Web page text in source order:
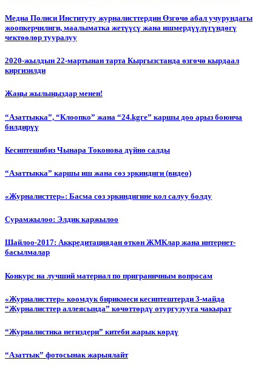
Медиа Полиси Институту журналисттердин Өзгөчө абал учурундагы
жоопкерчилиги, маалыматка жетүүсү жана ишмердүүлүгүндөгү
чектөөлөр тууралуу
2020-жылдын 22-мартынан тарта Кыргызстанда өзгөчө кырдаал
киргизилди
Жаңы жылыңыздар менен!
“Азаттыкка”, “Клоопко” жана “24.kgге” каршы доо арыз боюнча
билдирүү
Кесиптешибиз Чынара Токонова дүйнө салды
“Азаттыкка” каршы иш жана сөз эркиндиги (видео)
«Журналисттер»: Басма сөз эркиндигине кол салуу болду
Сурамжылоо: Элдик каржылоо
Шайлоо-2017: Аккредитациядан өткөн ЖМКлар жана интернет-
басылмалар
Конкурс на лучший материал по приграничным вопросам
«Журналисттер» коомдук бирикмеси кесиптештерди 3-майда
“Журналисттер аллеясында” көчөттөрдү отургузууга чакырат
“Журналистика негиздери” китеби жарык көрдү
“Азаттык” фотосынак жарыялайт